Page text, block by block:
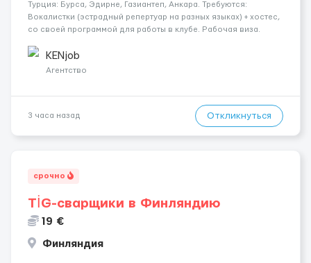
Турция: Бурса, Эдирне, Газиантеп, Анкара. Требуются:
Вокалистки (эстрадный репертуар на разных языках) + хостеc,
со своей программой для работы в клубе. Рабочая виза.
одного до трех месяцев. Мед. страховка. Высокая зарплат...
KENjob
Агентство
3 часа назад Откликнуться
срочно
TİG-сварщики в Финляндию
19 €
Финляндия